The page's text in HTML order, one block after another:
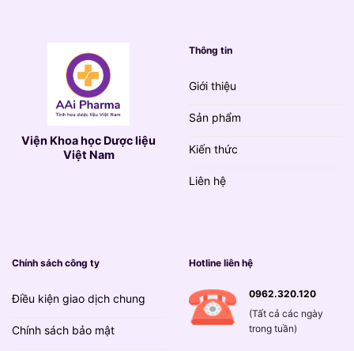
Viện Khoa học Dược liệu
Việt Nam
Thông tin
Giới thiệu
Sản phẩm
Kiến thức
Liên hệ
Chính sách công ty
Điều kiện giao dịch chung
Chính sách bảo mật
Hotline liên hệ
0962.320.120
(Tất cả các ngày
trong tuần)